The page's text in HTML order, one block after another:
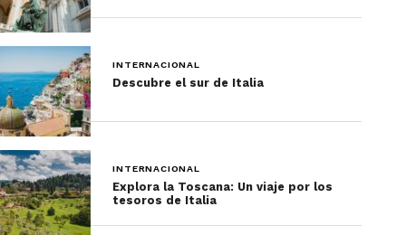
INTERNACIONAL
Descubre el sur de Italia
INTERNACIONAL
Explora la Toscana: Un viaje por los
tesoros de Italia